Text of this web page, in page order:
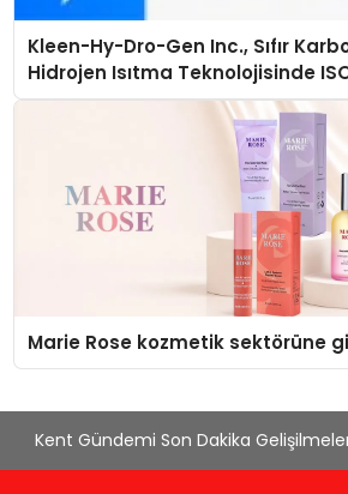
Kleen-Hy-Dro-Gen Inc., Sıfır
Hidrojen Isıtma Teknolojisinde
Düzenleyici Onaylarını Aldı
Marie Rose kozmetik sektörüne
Kent Gündemi Son Dakika Gelişilmeleri